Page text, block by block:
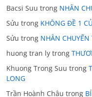
Bacsi Suu trong NHÂN
Sửu trong KHÔNG ĐỀ 1
Sửu trong NHÂN
huong tran ly trong
Khuong Trong Suu trong
LONG
Trần Hoành Châu trong